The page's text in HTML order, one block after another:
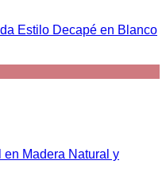
Estilo Decapé en Blanco
en Madera Natural y